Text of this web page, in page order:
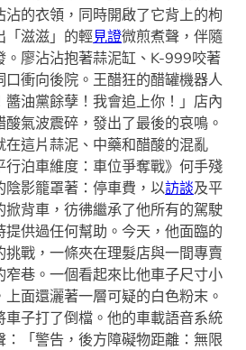
的衣領，同時開啟了它背上的枸
「滋滋」的輕見證微煎煮聲，伴隨
。廖沾沾抱著蒜泥缸、K-999咬著
衝向後院。王醋狂的醋罐機器人
油黨餘孽！我會追上你！」店內
氣波震碎，發出了最後的哀鳴。
在這片蒜泥、中藥和醋酸的混亂
行泊車維度：車位爭奪戰》何手殘
陰影籠罩著：停車費，以訪談及平
掀背車，彷彿繼承了他所有的駕駛
供過任何幫助。今天，他面臨的
挑戰，一條夾在理髮店與一間專賣
窄巷。一個看起來比他車子尺寸小
上面還灑著一層可疑的白色粉末。
車子打了倒檔。他的車載語音系統
「警告，後方障礙物距離：無限